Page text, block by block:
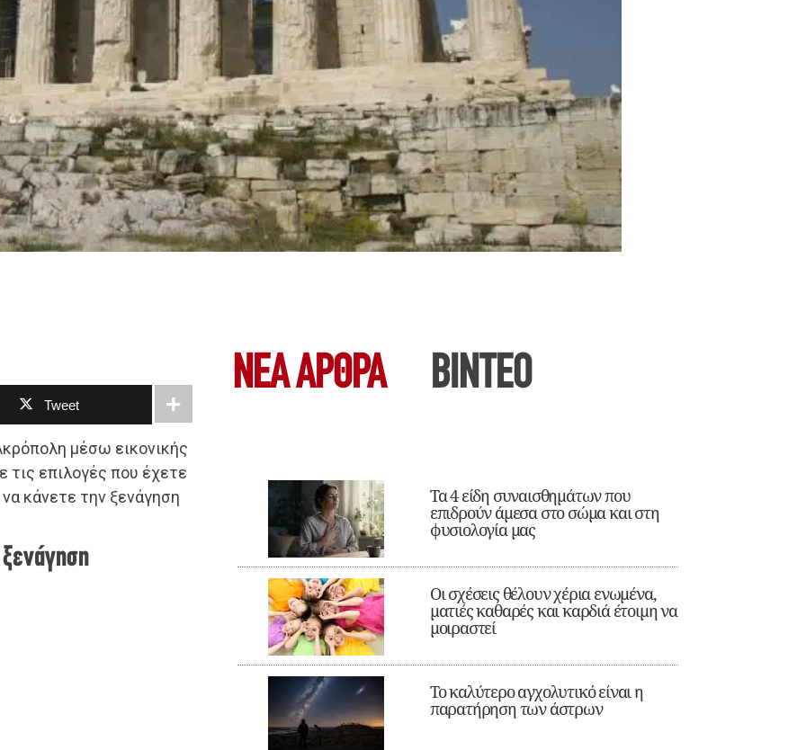
Tweet
μέσω εικονικής
τις επιλογές που έχετε
κάνετε την ξενάγηση
ξενάγηση
ΝΕΑ ΆΡΘΡΑ ΒΙΝΤΕΟ
Τα 4 είδη συναισθημάτων που
επιδρούν άμεσα στο σώμα και στη
φυσιολογία μας
Οι σχέσεις θέλουν χέρια ενωμένα,
ματιές καθαρές και καρδιά έτοιμη να
μοιραστεί
Το καλύτερο αγχολυτικό είναι η
παρατήρηση των άστρων